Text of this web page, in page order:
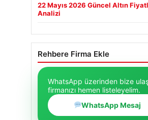
22 Mayıs 2026 Güncel Altın
Analizi
Rehbere Firma Ekle
WhatsApp üzerinden bize
firmanızı hemen listeleyelim.
WhatsApp Mesaj